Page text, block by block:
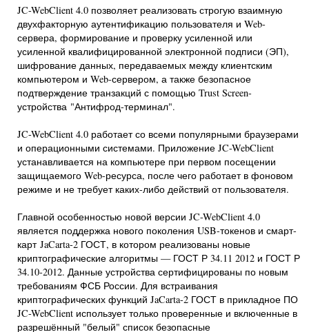
JC-WebClient 4.0 позволяет реализовать строгую взаимную
двухфакторную аутентификацию пользователя и Web-
сервера, формирование и проверку усиленной или
усиленной квалифицированной электронной подписи (ЭП),
шифрование данных, передаваемых между клиентским
компьютером и Web-сервером, а также безопасное
подтверждение транзакций с помощью Trust Screen-
устройства "Антифрод-терминал".
JC-WebClient 4.0 работает со всеми популярными браузерами
и операционными системами. Приложение JC-WebClient
устанавливается на компьютере при первом посещении
защищаемого Web-ресурса, после чего работает в фоновом
режиме и не требует каких-либо действий от пользователя.
Главной особенностью новой версии JC-WebClient 4.0
является поддержка нового поколения USB-токенов и смарт-
карт JaCarta-2 ГОСТ, в котором реализованы новые
криптографические алгоритмы — ГОСТ Р 34.11 2012 и ГОСТ Р
34.10-2012. Данные устройства сертифицированы по новым
требованиям ФСБ России. Для встраивания
криптографических функций JaCarta-2 ГОСТ в прикладное ПО
JC-WebClient использует только проверенные и включенные в
разрешённый "белый" список безопасные